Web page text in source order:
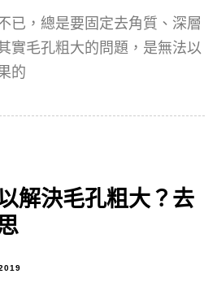
已，總是要固定去角質、深層
實毛孔粗大的問題，是無法以
的
解決毛孔粗大？去